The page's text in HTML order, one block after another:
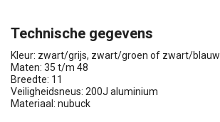
Technische gegevens
Kleur: zwart/grijs, zwart/groen of zwart/blauw
Maten: 35 t/m 48
Breedte: 11
Veiligheidsneus: 200J aluminium
Materiaal: nubuck